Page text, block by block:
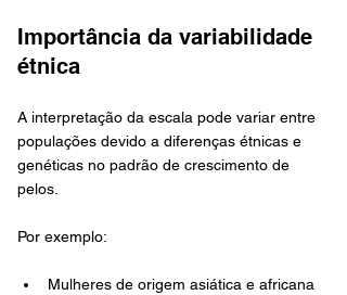
Importância da variabilidade
étnica
A interpretação da escala pode variar entre
populações devido a diferenças étnicas e
genéticas no padrão de crescimento de
pelos.
Por exemplo:
Mulheres de origem asiática e africana